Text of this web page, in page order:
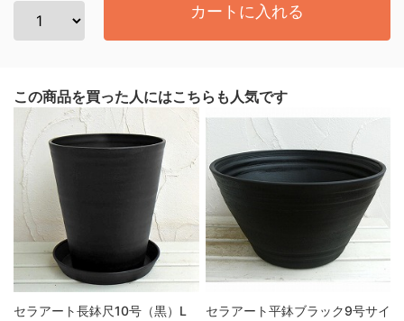
カートに入れる
この商品を買った人にはこちらも人気です
セラアート長鉢尺10号（黒）L
セラアート平鉢ブラック9号サイ